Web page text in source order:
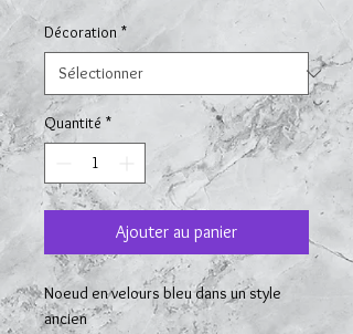
Décoration *
Quantité *
Ajouter au panier
Noeud en velours bleu dans un style
ancien